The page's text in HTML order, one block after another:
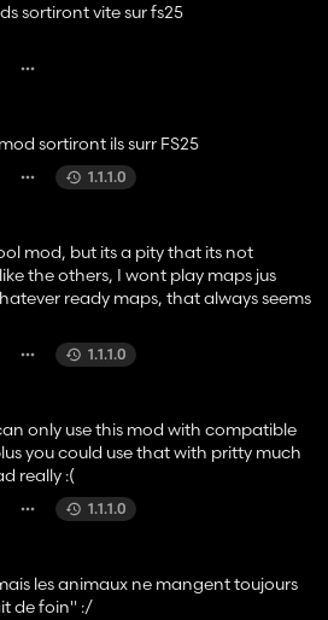
sortiront vite sur fs25
sortiront ils surr FS25
1.1.1.0
mod, but its a pity that its not
the others, I wont play maps jus
ready maps, that always seems
1.1.1.0
only use this mod with compatible
you could use that with pritty much
really :(
1.1.1.0
les animaux ne mangent toujours
de foin" :/